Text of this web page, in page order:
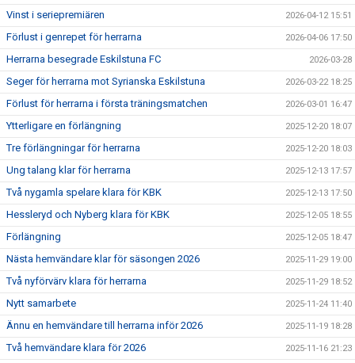
Vinst i seriepremiären 2026-04-12 15:51
Förlust i genrepet för herrarna 2026-04-06 17:50
Herrarna besegrade Eskilstuna FC 2026-03-28
Seger för herrarna mot Syrianska Eskilstuna 2026-03-22 18:25
Förlust för herrarna i första träningsmatchen 2026-03-01 16:47
Ytterligare en förlängning 2025-12-20 18:07
Tre förlängningar för herrarna 2025-12-20 18:03
Ung talang klar för herrarna 2025-12-13 17:57
Två nygamla spelare klara för KBK 2025-12-13 17:50
Hessleryd och Nyberg klara för KBK 2025-12-05 18:55
Förlängning 2025-12-05 18:47
Nästa hemvändare klar för säsongen 2026 2025-11-29 19:00
Två nyförvärv klara för herrarna 2025-11-29 18:52
Nytt samarbete 2025-11-24 11:40
Ännu en hemvändare till herrarna inför 2026 2025-11-19 18:28
Två hemvändare klara för 2026 2025-11-16 21:23